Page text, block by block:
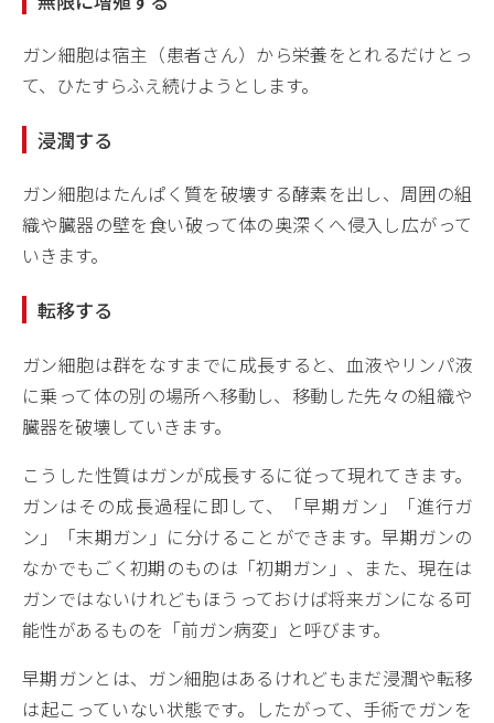
ガン細胞は宿主（患者さん）から栄養をとれるだけとっ
て、ひたすらふえ続けようとします。
浸潤する
ガン細胞はたんぱく質を破壊する酵素を出し、周囲の組
織や臓器の壁を食い破って体の奥深くへ侵入し広がって
いきます。
転移する
ガン細胞は群をなすまでに成長すると、血液やリンパ液
に乗って体の別の場所へ移動し、移動した先々の組織や
臓器を破壊していきます。
こうした性質はガンが成長するに従って現れてきます。
ガンはその成長過程に即して、「早期ガン」「進行ガ
ン」「末期ガン」に分けることができます。早期ガンの
なかでもごく初期のものは「初期ガン」、また、現在は
ガンではないけれどもほうっておけば将来ガンになる可
能性があるものを「前ガン病変」と呼びます。
早期ガンとは、ガン細胞はあるけれどもまだ浸潤や転移
は起こっていない状態です。したがって、手術でガンを